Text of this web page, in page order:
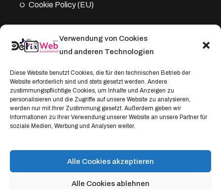
Verwendung von Cookies
und anderen Technologien
Diese Website benutzt Cookies, die für den technischen Betrieb der
Website erforderlich sind und stets gesetzt werden. Andere
zustimmungspflichtige Cookies, um Inhalte und Anzeigen zu
personalisieren und die Zugriffe auf unsere Website zu analysieren,
werden nur mit Ihrer Zustimmung gesetzt. Außerdem geben wir
Informationen zu Ihrer Verwendung unserer Website an unsere Partner für
soziale Medien, Werbung und Analysen weiter.
Alle Cookies akzeptieren
Alle Cookies ablehnen
Cookie Policy (EU)
Kontakt
Address:
Windthorststraße 20
48153 Münster, Deutschland
WhatsApp:
+4917664335685
Email
service@depixweb.de